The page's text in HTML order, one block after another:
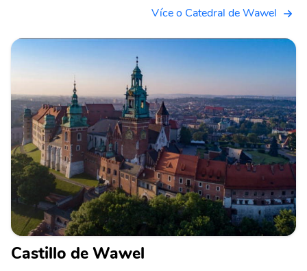
Více o Catedral de Wawel
Castillo de Wawel